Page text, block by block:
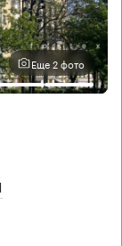
Еще 2 фото